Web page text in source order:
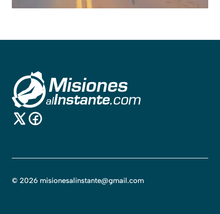
© 2026 misionesalinstante@gmail.com